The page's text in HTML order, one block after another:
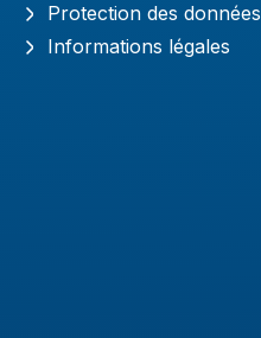
Protection des données
Informations légales